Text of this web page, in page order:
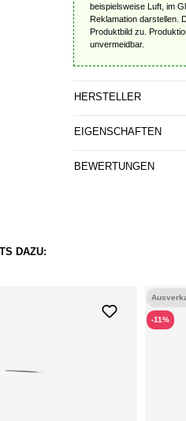
beispielsweise Luft, im
Reklamation darstellen.
Produktbild zu.
unvermeidbar.
HERSTELLER
EIGENSCHAFTEN
BEWERTUNGEN
DAZU:
-11%